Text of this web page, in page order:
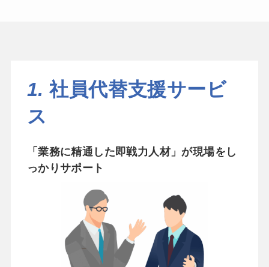
1.社員代替支援サービ
ス
「業務に精通した即戦力人材」が現場をし
っかりサポート